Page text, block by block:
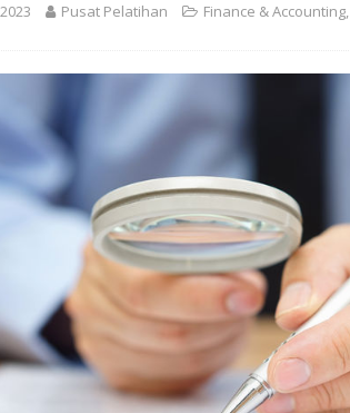
Pusat Pelatihan Finance & Accounting,